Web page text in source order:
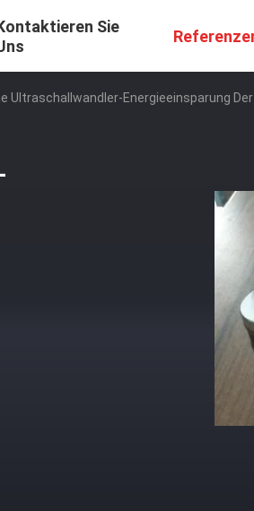
Sie
Ultraschallwandler-Energieeinsparung